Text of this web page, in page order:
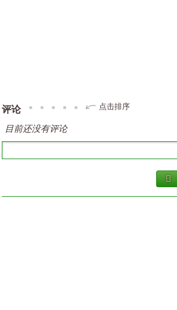
评论 点击排序
目前还没有评论